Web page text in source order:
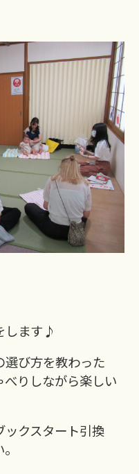
します♪
び方を教わった
りしながら楽しい
ックスタート引換